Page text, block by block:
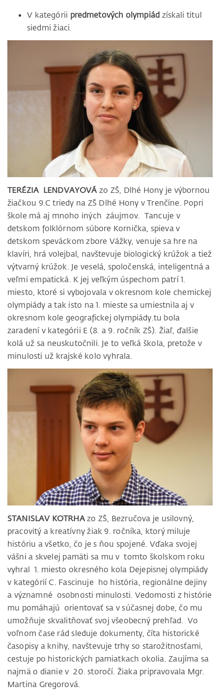
V kategórii predmetových olympiád získali titul
siedmi žiaci.
TERÉZIA LENDVAYOVÁ zo ZŠ, Dlhé Hony je výbornou
žiačkou 9.C triedy na ZŠ Dlhé Hony v Trenčíne. Popri
škole má aj mnoho iných záujmov. Tancuje v
detskom folklórnom súbore Kornička, spieva v
detskom speváckom zbore Vážky, venuje sa hre na
klavíri, hrá volejbal, navštevuje biologický krúžok a tiež
výtvarný krúžok. Je veselá, spoločenská, inteligentná a
veľmi empatická. K jej veľkým úspechom patrí 1.
miesto, ktoré si vybojovala v okresnom kole chemickej
olympiády a tak isto na 1. mieste sa umiestnila aj v
okresnom kole geografickej olympiády.tu bola
zaradení v kategórii E (8. a 9. ročník ZŠ). Žiaľ, ďalšie
kolá už sa neuskutočnili. Je to veľká škola, pretože v
minulosti už krajské kolo vyhrala.
STANISLAV KOTRHAzo ZŠ, Bezručova je usilovný,
pracovitý a kreatívny žiak 9. ročníka, ktorý miluje
históriu a všetko, čo je s ňou spojené. Vďaka svojej
vášni a skvelej pamäti sa mu v tomto školskom roku
vyhral 1. miesto okresného kola Dejepisnej olympiády
v kategórií C. Fascinuje ho história, regionálne dejiny
a významné osobnosti minulosti. Vedomosti z histórie
mu pomáhajú orientovať sa v súčasnej dobe, čo mu
umožňuje skvalitňovať svoj všeobecný prehľad. Vo
voľnom čase rád sleduje dokumenty, číta historické
časopisy a knihy, navštevuje trhy so starožitnosťami,
cestuje po historických pamiatkach okolia. Zaujíma sa
najmä o dianie v 20. storočí. Žiaka pripravovala Mgr.
Martina Gregorová.